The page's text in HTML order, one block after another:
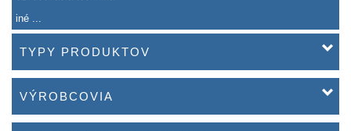
iné ...
TYPY PRODUKTOV
VÝROBCOVIA